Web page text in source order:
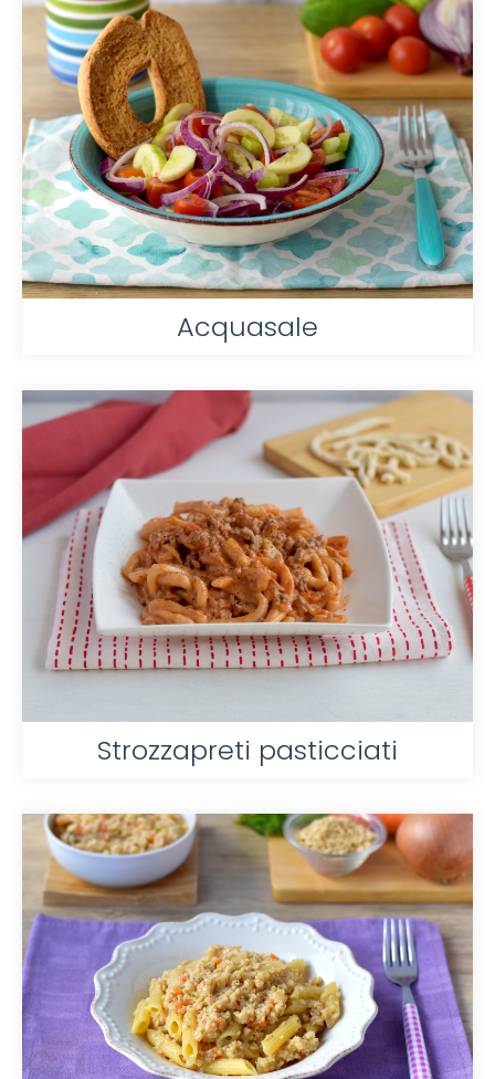
Acquasale
Strozzapreti pasticciati